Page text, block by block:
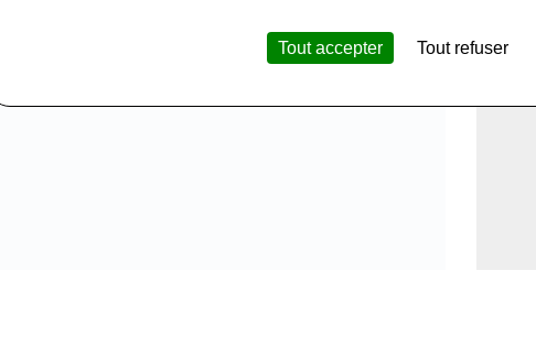
à partir d’ingrédients rigoureusement sélectionnés
, favorisant les circuits courts et valorisant
Nos méthodes de fabrication privilégient desrecettes
colorants, conservateurs ou sucres ajoutés
Tout accepter Tout refuser